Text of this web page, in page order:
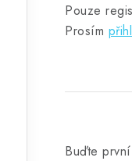
Pouze
Prosím
Buďte